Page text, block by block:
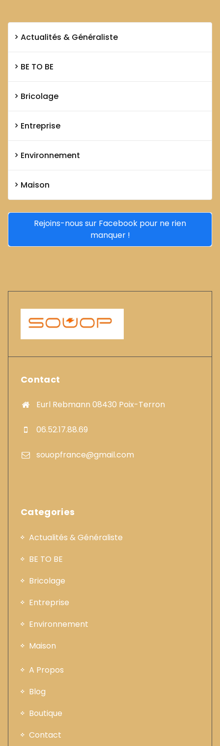
Actualités & Généraliste
BE TO BE
Bricolage
Entreprise
Environnement
Maison
Rejoins-nous sur Facebook pour ne rien
manquer !
Contact
Eurl Rebmann 08430 Poix-Terron
06.52.17.88.69
souopfrance@gmail.com
Categories
Actualités & Généraliste
BE TO BE
Bricolage
Entreprise
Environnement
Maison
A Propos
Blog
Boutique
Contact